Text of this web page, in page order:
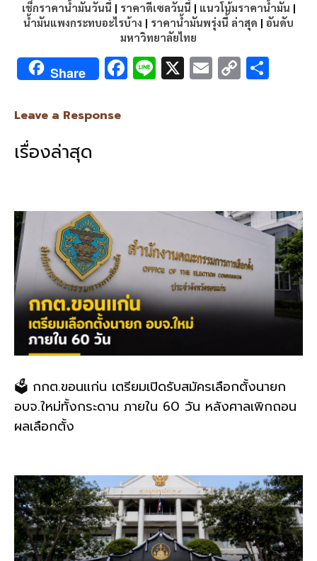
เช็กราคาน้ำมันวันนี้ | ราคาดีเซลวันนี้ | แนวโน้มราคาน้ำมัน |
น้ำมันแพงกระทบอะไรบ้าง | ราคาน้ำมันพรุ่งนี้ ล่าสุด | อันดับ
มหาวิทยาลัยไทย
Share F
k
Li X E C
Leave a Response
เรื่องล่าสุด
🗳️ กกต.ขอนแก่น เตรียมเปิดรับสมัครเลือกตั้งนายก
อบจ.ใหม่ทั้งกระดาน ภายใน 60 วัน หลังศาลเพิกถอน
ผลเลือกตั้ง